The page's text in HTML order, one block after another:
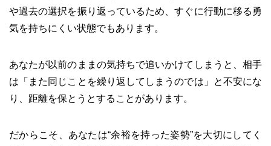
や過去の選択を振り返っているため、すぐに行動に移る勇
気を持ちにくい状態でもあります。
あなたが以前のままの気持ちで追いかけてしまうと、相手
は「また同じことを繰り返してしまうのでは」と不安にな
り、距離を保とうとすることがあります。
だからこそ、あなたは“余裕を持った姿勢”を大切にしてく